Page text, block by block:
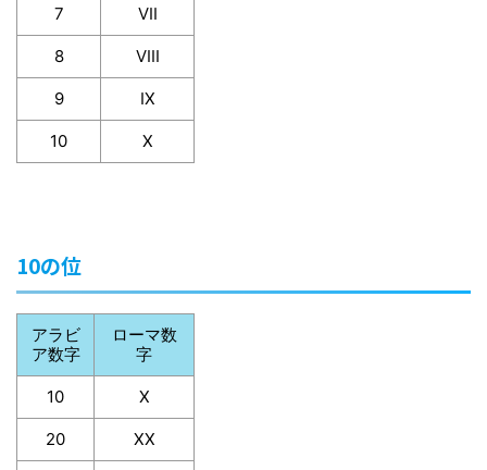
7 VII
8 VIII
9 IX
10 X
10の位
アラビ
ア数字
ローマ数
字
10 X
20 XX